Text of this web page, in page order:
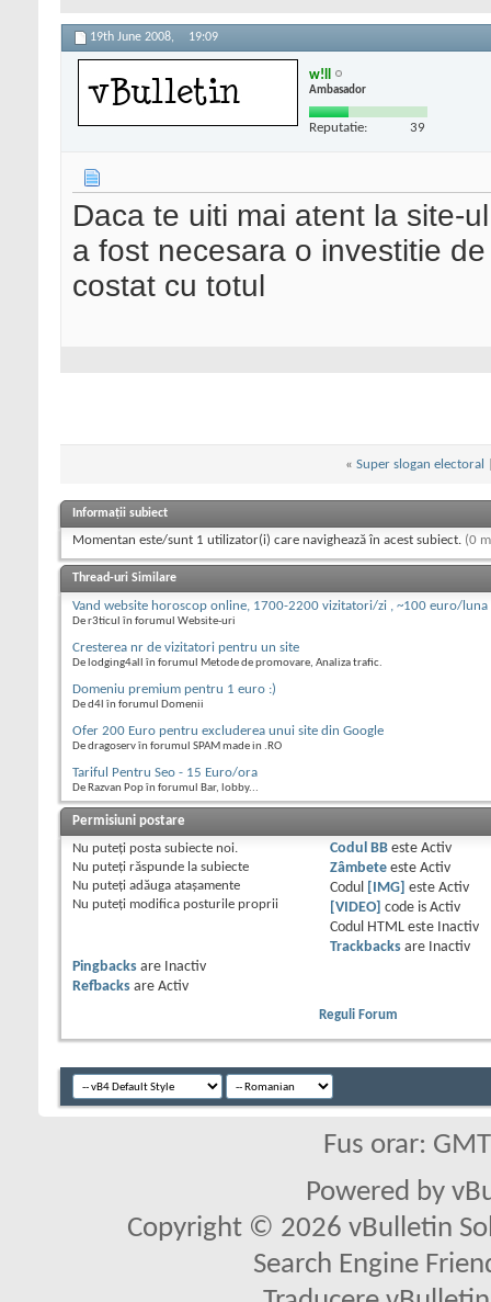
19th June 2008, 19:09
w!ll
Ambasador
Reputatie: 39
Daca te uiti mai atent la site-
a fost necesara o investitie
costat cu totul
« Super slogan electoral
Informații subiect
Momentan este/sunt 1 utilizator(i) care navighează în acest subiect. (0
Thread-uri Similare
Vand website horoscop online, 1700-2200 vizitatori/zi , ~100 euro/luna
De r3ticul în forumul Website-uri
Cresterea nr de vizitatori pentru un site
De lodging4all în forumul Metode de promovare, Analiza trafic.
Domeniu premium pentru 1 euro :)
De d4l în forumul Domenii
Ofer 200 Euro pentru excluderea unui site din Google
De dragoserv în forumul SPAM made in .RO
Tariful Pentru Seo - 15 Euro/ora
De Razvan Pop în forumul Bar, lobby...
Permisiuni postare
Nu puteţi posta subiecte noi.
Nu puteţi răspunde la subiecte
Nu puteţi adăuga ataşamente
Nu puteţi modifica posturile proprii
Codul BBeste Activ
Zâmbeteeste Activ
Codul
[IMG] este Activ
[VIDEO] code is Activ
Codul HTML este
Inactiv
Trackbacksare
Inactiv
Pingbacks are
Inactiv
Refbacks are Activ
Reguli Forum
Fus orar:
Powered by
Copyright © 2026 vBulletin
Search Engine